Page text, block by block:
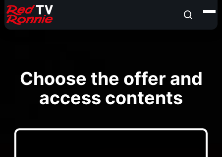
Choose the offer and
access contents